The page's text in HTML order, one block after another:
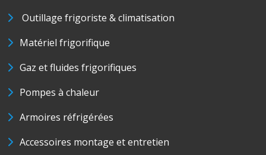
Outillage frigoriste & climatisation
Matériel frigorifique
Gaz et fluides frigorifiques
Pompes à chaleur
Armoires réfrigérées
Accessoires montage et entretien